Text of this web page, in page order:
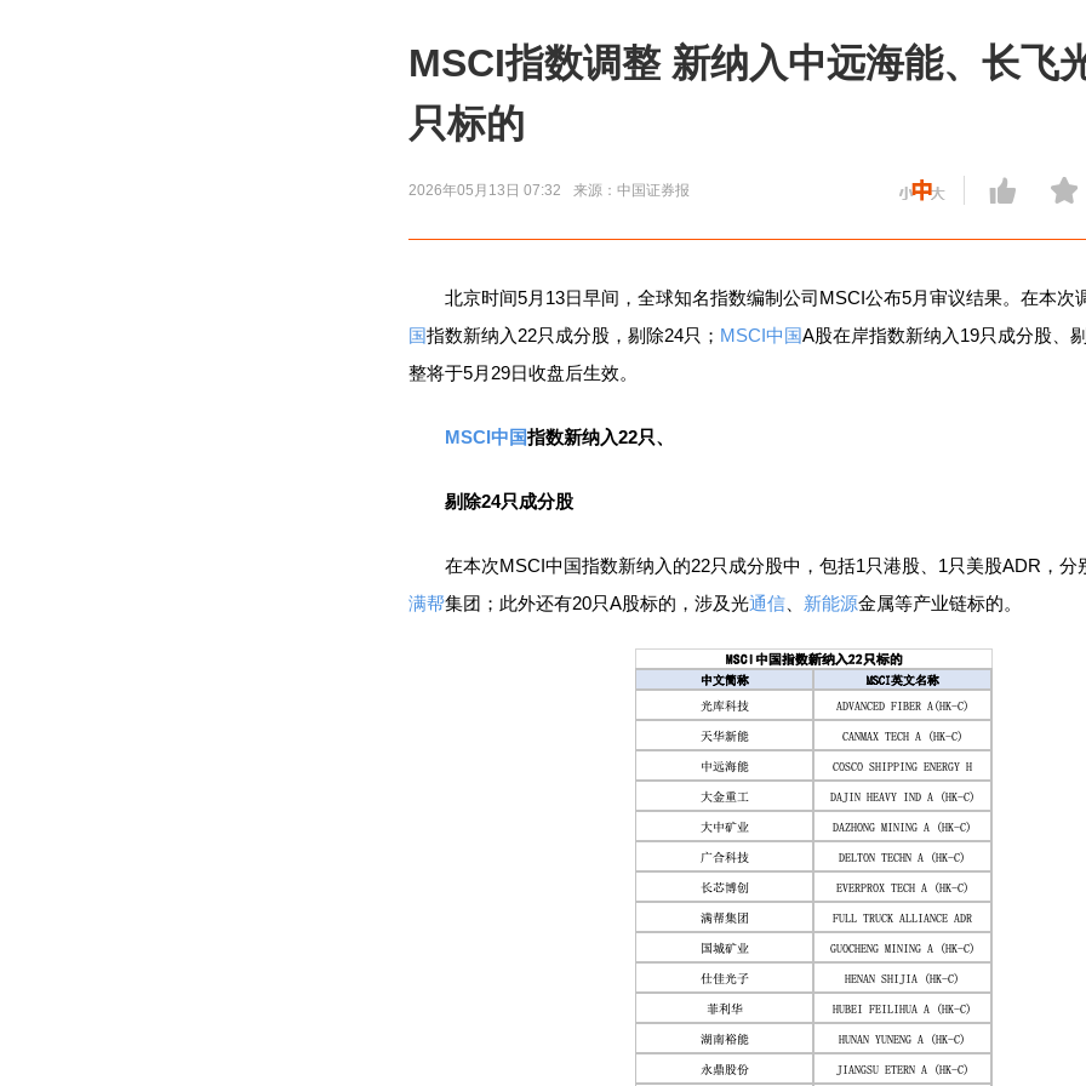
MSCI指数调整 新纳入中远海能、长飞
只标的
2026年05月13日 07:32 来源：中国证券报
北京时间5月13日早间，全球知名指数编制公司MSCI公布5月审议结果。在本次
国指数新纳入22只成分股，剔除24只； MSCI中国A股在岸指数新纳入19只成分股、
整将于5月29日收盘后生效。
MSCI中国指数新纳入22只、
剔除24只成分股
在本次MSCI中国指数新纳入的22只成分股中，包括1只港股、1只美股ADR，分
满帮集团；此外还有20只A股标的，涉及光通信 新能源金属等产业链标的。